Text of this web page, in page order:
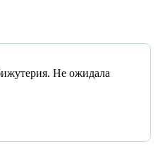
Не ожидала